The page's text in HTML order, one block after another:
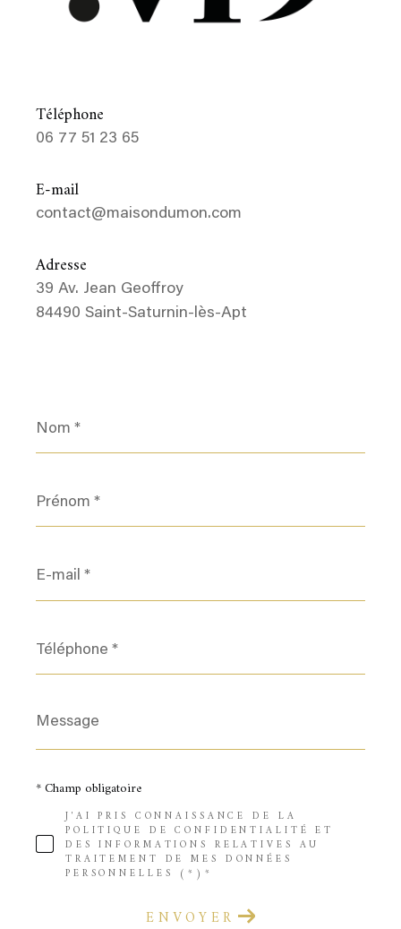
Téléphone
06 77 51 23 65
E-mail
contact@maisondumon.com
Adresse
39 Av. Jean Geoffroy
84490 Saint-Saturnin-lès-Apt
*
*
mail
*
*
*
J'AI PRIS CONNAISSANCE DE LA
POLITIQUE DE CONFIDENTIALITÉ ET
DES INFORMATIONS RELATIVES AU
TRAITEMENT DE MES DONNÉES
PERSONNELLES (*)*
* Champ obligatoire
ENVOYER